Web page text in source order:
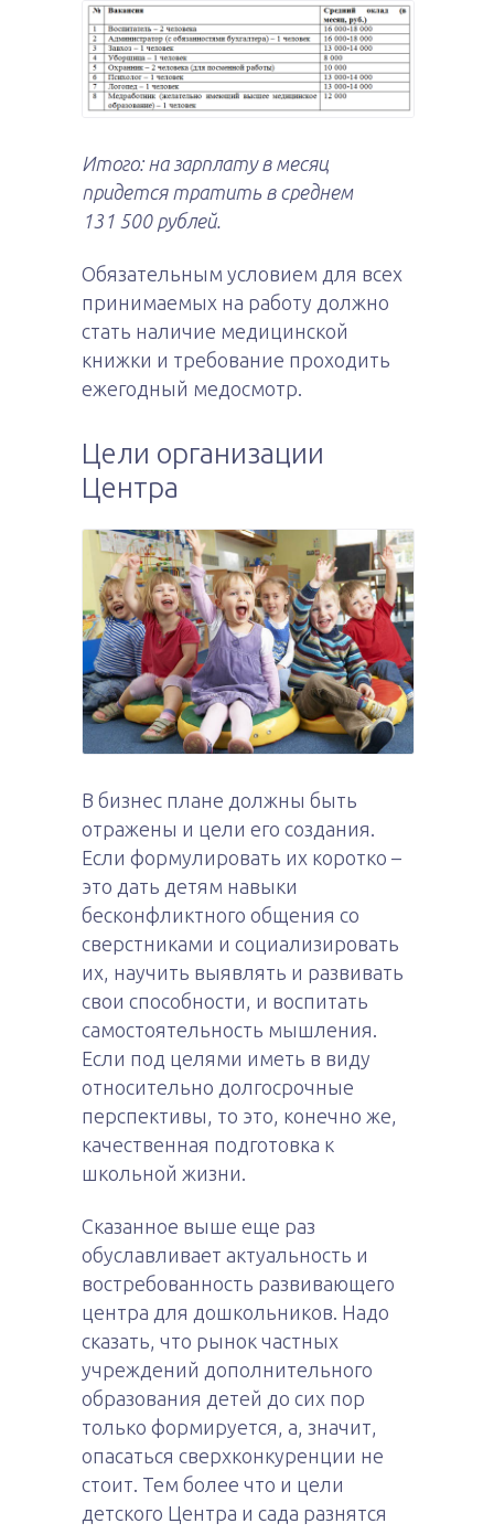
Итого: на зарплату в месяц
придется тратить в среднем
131 500 рублей.
Обязательным условием для всех
принимаемых на работу должно
стать наличие медицинской
книжки и требование проходить
ежегодный медосмотр.
Цели организации
Центра
В бизнес плане должны быть
отражены и цели его создания.
Если формулировать их коротко –
это дать детям навыки
бесконфликтного общения со
сверстниками и социализировать
их, научить выявлять и развивать
свои способности, и воспитать
самостоятельность мышления.
Если под целями иметь в виду
относительно долгосрочные
перспективы, то это, конечно же,
качественная подготовка к
школьной жизни.
Сказанное выше еще раз
обуславливает актуальность и
востребованность развивающего
центра для дошкольников. Надо
сказать, что рынок частных
учреждений дополнительного
образования детей до сих пор
только формируется, а, значит,
опасаться сверхконкуренции не
стоит. Тем более что и цели
детского Центра и сада разнятся